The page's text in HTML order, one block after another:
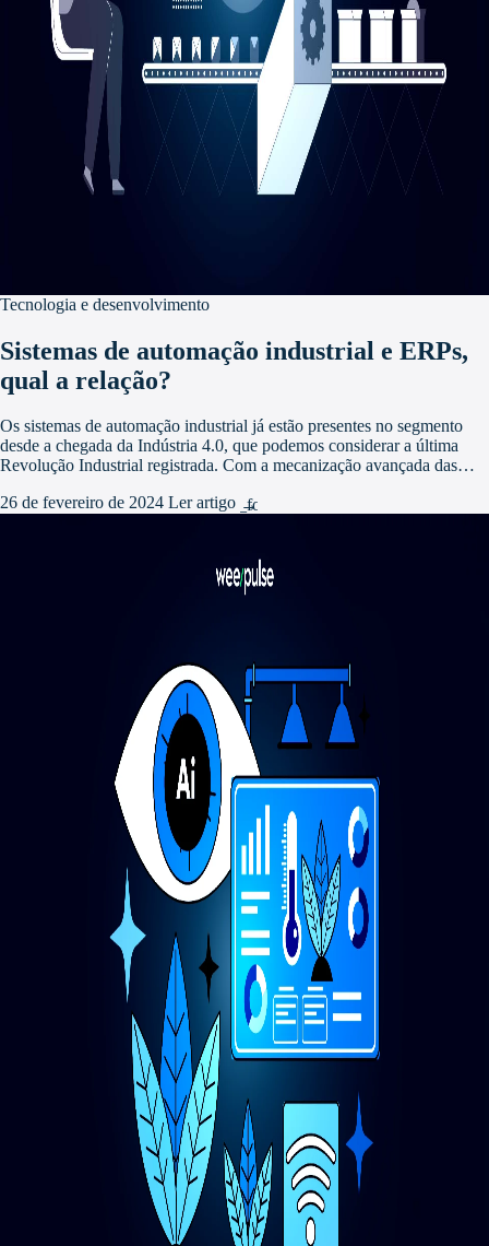
Tecnologia e desenvolvimento
Sistemas de automação industrial e ERPs,
qual a relação?
Os sistemas de automação industrial já estão presentes no segmento
desde a chegada da Indústria 4.0, que podemos considerar a última
Revolução Industrial registrada. Com a mecanização avançada das…
26 de fevereiro de 2024 Ler artigo
arrow_forward